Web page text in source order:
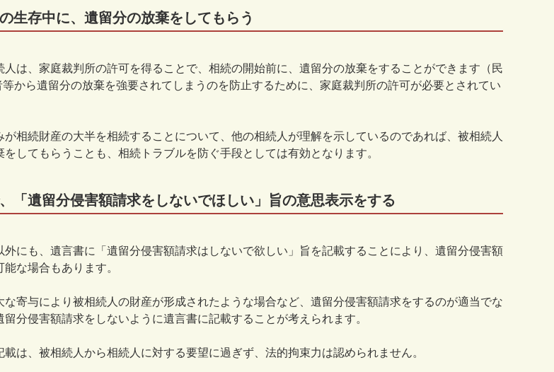
生存中に、遺留分の放棄をしてもらう
人は、家庭裁判所の許可を得ることで、相続の開始前に、遺留分の放棄をすることができます（民
から遺留分の放棄を強要されてしまうのを防止するために、家庭裁判所の許可が必要とされてい
が相続財産の大半を相続することについて、他の相続人が理解を示しているのであれば、被相続人
してもらうことも、相続トラブルを防ぐ手段としては有効となります。
「遺留分侵害額請求をしないでほしい」旨の意思表示をする
外にも、遺言書に「遺留分侵害額請求はしないで欲しい」旨を記載することにより、遺留分侵害額
な場合もあります。
な寄与により被相続人の財産が形成されたような場合など、遺留分侵害額請求をするのが適当でな
分侵害額請求をしないように遺言書に記載することが考えられます。
載は、被相続人から相続人に対する要望に過ぎず、法的拘束力は認められません。